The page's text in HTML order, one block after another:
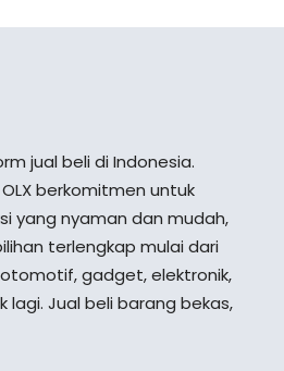
jual beli di Indonesia.
berkomitmen untuk
yang nyaman dan mudah,
terlengkap mulai dari
gadget, elektronik,
lagi. Jual beli barang bekas,